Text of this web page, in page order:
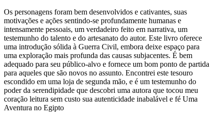
Os personagens foram bem desenvolvidos e cativantes, suas
motivações e ações sentindo-se profundamente humanas e
intensamente pessoais, um verdadeiro feito em narrativa, um
testemunho do talento e do artesanato do autor. Este livro oferece
uma introdução sólida à Guerra Civil, embora deixe espaço para
uma exploração mais profunda das causas subjacentes. É bem
adequado para seu público-alvo e fornece um bom ponto de partida
para aqueles que são novos no assunto. Encontrei este tesouro
escondido em uma loja de segunda mão, e é um testemunho do
poder da serendipidade que descobri uma autora que tocou meu
coração leitura sem custo sua autenticidade inabalável e fé Uma
Aventura no Egipto